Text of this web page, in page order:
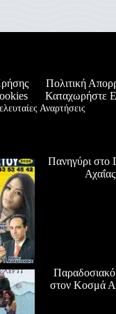
Πολιτική
Καταχωρήστε
Αναρτήσεις
Πανηγύρι στο
Αχαΐας
Παραδοσιακό
στον Κοσμά